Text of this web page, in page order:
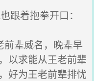
跟着抱拳开口：
辈威名，晚辈早
以求能从王老前辈
好为王老前辈排忧